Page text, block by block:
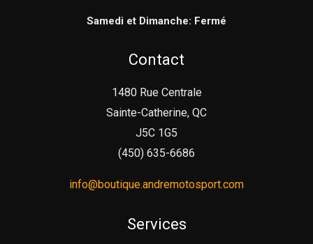
Samedi et Dimanche: Fermé
Contact
1480 Rue Centrale
Sainte-Catherine, QC
J5C 1G5
(450) 635-6686
info@boutique.andremotosport.com
Services